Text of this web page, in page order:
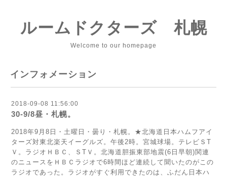
ルームドクターズ 札幌
Welcome to our homepage
インフォメーション
2018-09-08 11:56:00
30-9/8昼・札幌。
2018年9月8日・土曜日・曇り・札幌。★北海道日本ハムフアイ
ターズ対東北楽天イーグルズ。午後2時。宮城球場。テレビＳТ
Ｖ。ラジオＨＢＣ、ＳТＶ。北海道胆振東部地震(6日早朝)関連
のニュースをＨＢＣラジオで6時間ほど連続して聞いたのがこの
ラジオであった。ラジオがすぐ利用できたのは、ふだん日本ハ